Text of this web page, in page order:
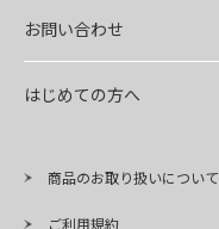
お問い合わせ
はじめての方へ
商品のお取り扱いについて
ご利用規約